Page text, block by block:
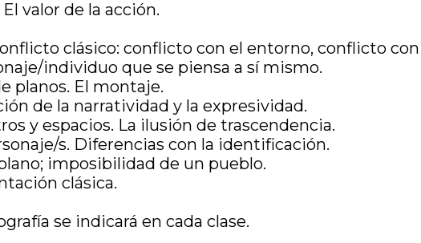
valor de la acción.
clásico: conflicto con el entorno, conflicto
individuo que se piensa a sí mismo.
planos. El montaje.
de la narratividad y la expresividad.
y espacios. La ilusión de trascendencia.
s. Diferencias con la identificación.
imposibilidad de un pueblo.
clásica.
se indicará en cada clase.